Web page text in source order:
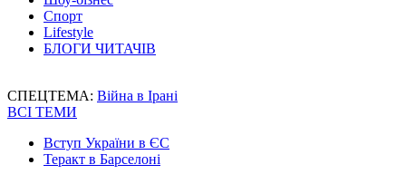
Спорт
Lifestyle
БЛОГИ ЧИТАЧІВ
СПЕЦТЕМА: Війна в Ірані
ВСІ ТЕМИ
Вступ України в ЄС
Теракт в Барселоні